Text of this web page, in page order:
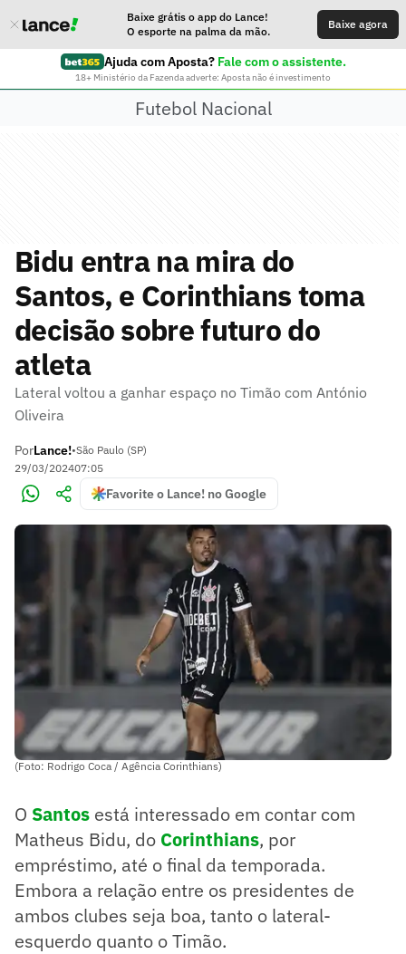
Baixe grátis o app do Lance!
O esporte na palma da mão.
Baixe agora
Ajuda com Aposta? Fale com o assistente.
18+ Ministério da Fazenda adverte: Aposta não é investimento
Futebol Nacional
Bidu entra na mira do
Santos, e Corinthians toma
decisão sobre futuro do
atleta
Lateral voltou a ganhar espaço no Timão com António
Oliveira
PorLance!•São Paulo (SP)
29/03/202407:05
Favorite o Lance! no Google
(Foto: Rodrigo Coca / Agência Corinthians)
O Santos está interessado em contar com
Matheus Bidu, do Corinthians, por
empréstimo, até o final da temporada.
Embora a relação entre os presidentes de
ambos clubes seja boa, tanto o lateral-
esquerdo quanto o Timão.